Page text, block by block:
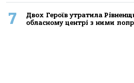
7
Двох Героїв утратила
обласному центрі з ними